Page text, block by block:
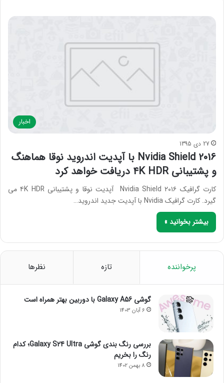
اخبار
27 دی 1395
Nvidia Shield 2016 با آپدیت اندروید نوقا هماهنگ
و پشتیبانی ۴K HDR دریافت خواهد کرد
کارت گرافیک ۲۰۱۶ Nvidia Shield آپدیت نوقا و پشتیبانی ۴K HDR می
گیرد. کارت گرافیک Nvidia با آپدیت جدید اندروید…
بیشتر بخوانید »
پرخواننده تازه نظرها
گوشی Galaxy A56 با دوربین بهتر همراه است
6 آبان 1403
بررسی رنگ بندی گوشی Galaxy S24 Ultra؛ کدام
رنگ را بخریم
8 بهمن 1402